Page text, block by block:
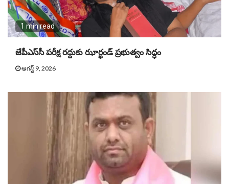
1 min read
జేపీఎస్‌సీ పరీక్ష రద్దుకు ఝార్ఖండ్ ప్రభుత్వం సిద్ధం
ఆగస్ట్ 9, 2026